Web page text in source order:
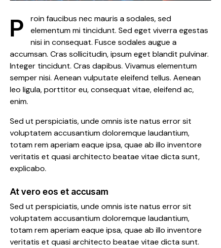
Proin faucibus nec mauris a sodales, sed
elementum mi tincidunt. Sed eget viverra egestas
nisi in consequat. Fusce sodales augue a
accumsan. Cras sollicitudin, ipsum eget blandit pulvinar.
Integer tincidunt. Cras dapibus. Vivamus elementum
semper nisi. Aenean vulputate eleifend tellus. Aenean
leo ligula, porttitor eu, consequat vitae, eleifend ac,
enim.
Sed ut perspiciatis, unde omnis iste natus error sit
voluptatem accusantium doloremque laudantium,
totam rem aperiam eaque ipsa, quae ab illo inventore
veritatis et quasi architecto beatae vitae dicta sunt,
explicabo.
At vero eos et accusam
Sed ut perspiciatis, unde omnis iste natus error sit
voluptatem accusantium doloremque laudantium,
totam rem aperiam eaque ipsa, quae ab illo inventore
veritatis et quasi architecto beatae vitae dicta sunt.